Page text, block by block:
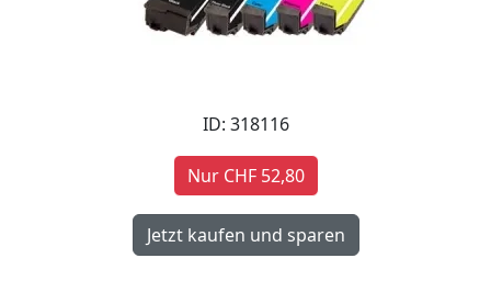
ID: 318116
Nur CHF 52,80